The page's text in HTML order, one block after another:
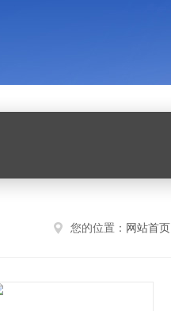
您的位置： 网站首页